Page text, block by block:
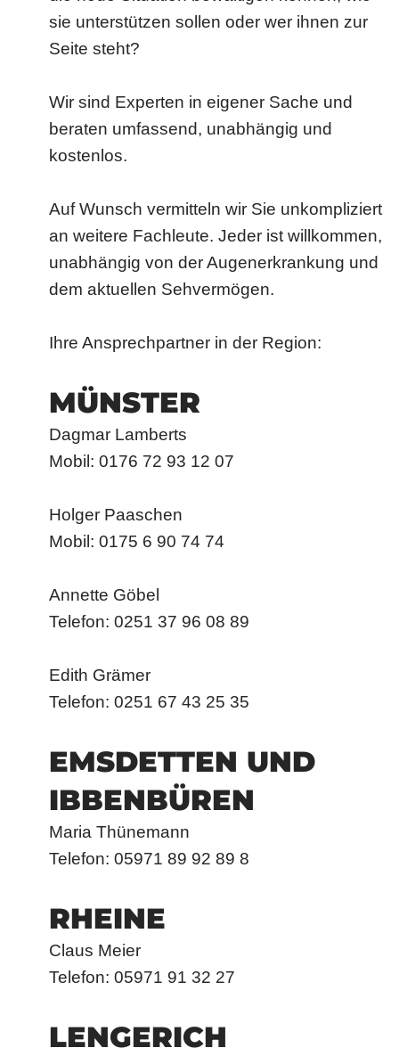
sie unterstützen sollen oder wer ihnen zur
Seite steht?
Wir sind Experten in eigener Sache und
beraten umfassend, unabhängig und
kostenlos.
Auf Wunsch vermitteln wir Sie unkompliziert
an weitere Fachleute. Jeder ist willkommen,
unabhängig von der Augenerkrankung und
dem aktuellen Sehvermögen.
Ihre Ansprechpartner in der Region:
MÜNSTER
Dagmar Lamberts
Mobil: 0176 72 93 12 07
Holger Paaschen
Mobil: 0175 6 90 74 74
Annette Göbel
Telefon: 0251 37 96 08 89
Edith Grämer
Telefon: 0251 67 43 25 35
EMSDETTEN UND
IBBENBÜREN​
Maria Thünemann
Telefon: 05971 89 92 89 8
RHEINE
Claus Meier
Telefon: 05971 91 32 27
LENGERICH